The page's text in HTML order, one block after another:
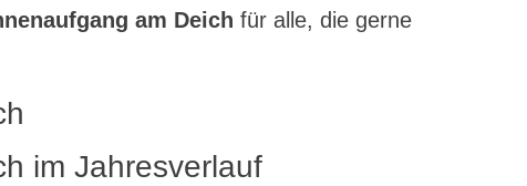
am Deich für alle, die gerne
im Jahresverlauf